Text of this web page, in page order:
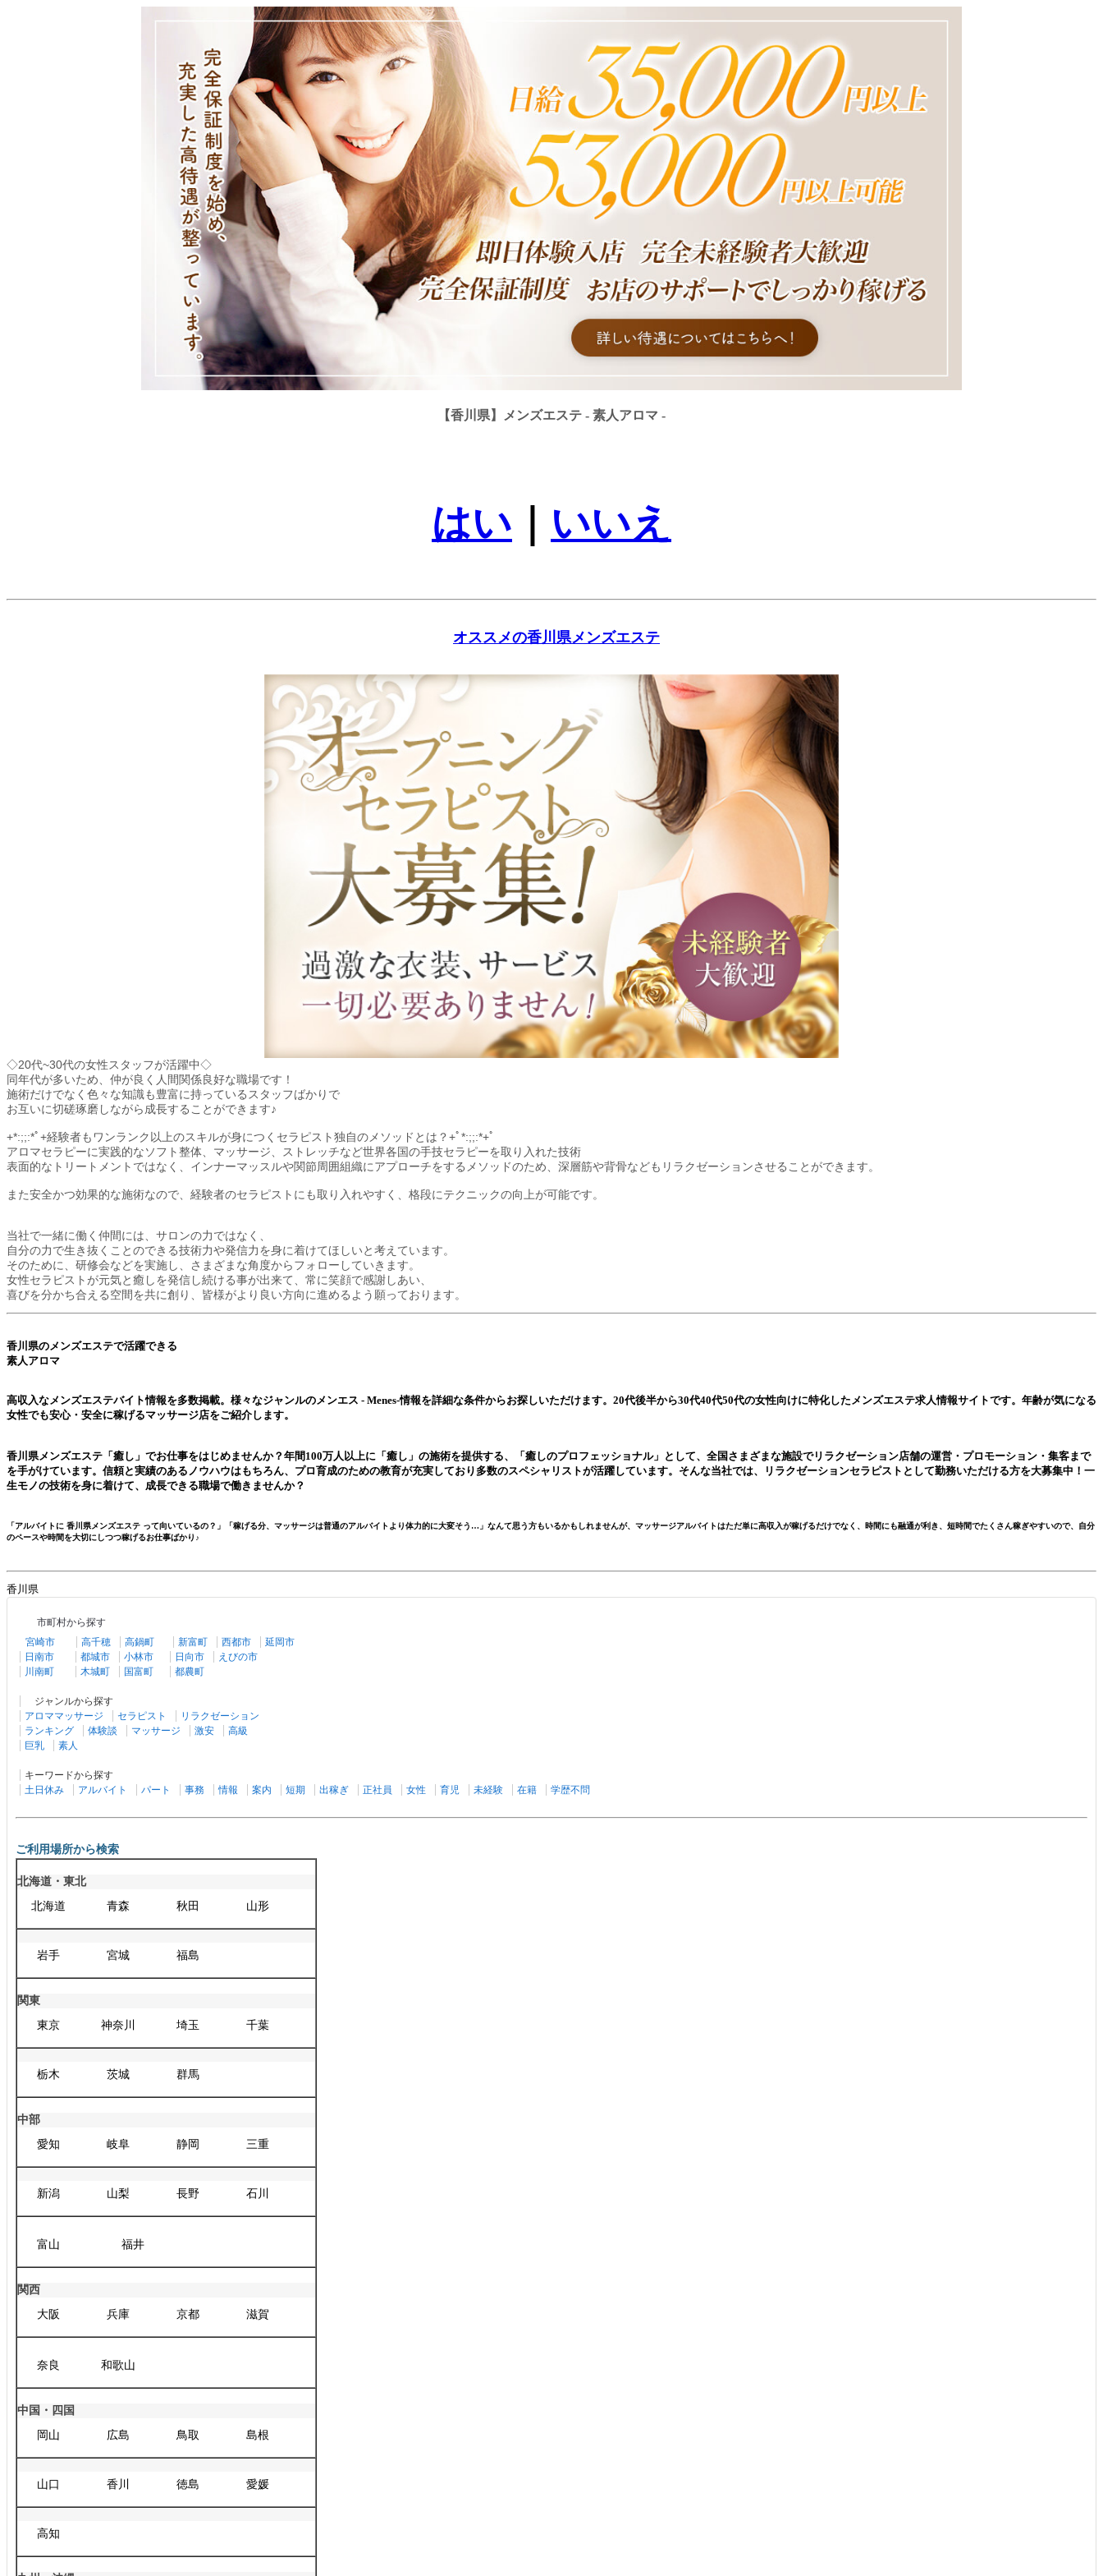
【香川県】メンズエステ - 素人アロマ -
はい いいえ
オススメの香川県メンズエステ
◇20代~30代の女性スタッフが活躍中◇
同年代が多いため、仲が良く人間関係良好な職場です！
施術だけでなく色々な知識も豊富に持っているスタッフばかりで
お互いに切磋琢磨しながら成長することができます♪
+*:;;:*ﾟ+経験者もワンランク以上のスキルが身につくセラピスト独自のメソッドとは？+ﾟ*:;;:*+ﾟ
アロマセラピーに実践的なソフト整体、マッサージ、ストレッチなど世界各国の手技セラピーを取り入れた技術
表面的なトリートメントではなく、インナーマッスルや関節周囲組織にアプローチをするメソッドのため、深層筋や背骨などもリラクゼーションさせることができます。
また安全かつ効果的な施術なので、経験者のセラピストにも取り入れやすく、格段にテクニックの向上が可能です。
当社で一緒に働く仲間には、サロンの力ではなく、
自分の力で生き抜くことのできる技術力や発信力を身に着けてほしいと考えています。
そのために、研修会などを実施し、さまざまな角度からフォローしていきます。
女性セラピストが元気と癒しを発信し続ける事が出来て、常に笑顔で感謝しあい、
喜びを分かち合える空間を共に創り、皆様がより良い方向に進めるよう願っております。
香川県のメンズエステで活躍できる
素人アロマ
高収入なメンズエステバイト情報を多数掲載。様々なジャンルの メンエス - Menes-情報を詳細な条件からお探しいただけます。20代後半から30代40代50代の女性向けに特化した メンズエステ求人情報サイトです。年齢が気になる
女性でも安心・安全に稼げるマッサージ店をご紹介します。
香川県メンズエステ 「癒し」でお仕事をはじめませんか？年間100万人以上に「癒し」の施術を提供する、「癒しのプロフェッショナル」として、全国さまざまな施設でリラクゼーション店舗の運営・プロモーション・集客まで
を手がけています。信頼と実績のあるノウハウはもちろん、プロ育成のための教育が充実しており多数のスペシャリストが活躍しています。そんな当社では、リラクゼーションセラピストとして勤務いただける方を大募集中！一
生モノの技術を身に着けて、成長できる職場で働きませんか？
「アルバイトに 香川県メンズエステ って向いているの？」「稼げる分、マッサージは普通のアルバイトより体力的に大変そう…」なんて思う方もいるかもしれませんが、マッサージアルバイトはただ単に高収入が稼げるだけでなく、時間にも融通が利き、短時間でたくさん稼ぎやすいので、自分
のペースや時間を大切にしつつ稼げるお仕事ばかり♪
香川県
市町村から探す
宮崎市
高千穂 高鍋町 新富町 西都市
延岡市
日南市
都城市 小林市 日向市
えびの市
川南町
木城町 国富町 都農町
ジャンルから探す
アロママッサージ
セラピスト
リラクゼーション
ランキング
体験談 マッサージ 激安
高級
巨乳
素人
キーワードから探す
土日休み
アルバイト パート 事務 情報 案内 短期 出稼ぎ 正社員 女性 育児 未経験 在籍 学歴不問
ご利用場所から検索
北海道・東北
北海道
青森 秋田 山形
岩手 宮城 福島
関東
東京
神奈川 埼玉 千葉
栃木 茨城 群馬
中部
愛知
岐阜 静岡 三重
新潟 山梨 長野 石川
富山 福井
関西
大阪
兵庫 京都 滋賀
奈良 和歌山
中国・四国
岡山
広島 鳥取 島根
山口 香川 徳島 愛媛
高知